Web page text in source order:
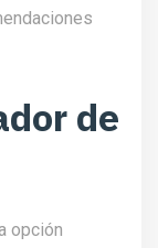
de
opción